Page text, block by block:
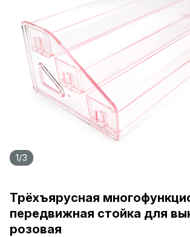
1/3
Трёхъярусная
передвижная стойка для
розовая